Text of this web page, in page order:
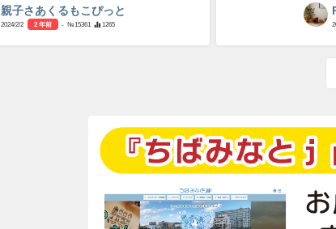
親子さあくるもこぴっと
2024/2/2 2 年前 - №15361 1265